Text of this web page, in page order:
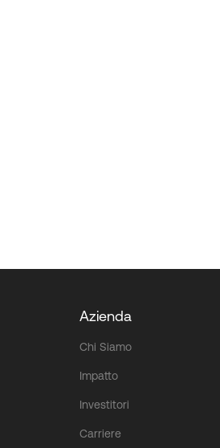
Azienda
Chi Siamo
Impatto
Investitori
Carriere